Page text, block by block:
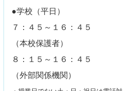
●学校（平日）
７：４５～１６：４５
（本校保護者）
８：１５～１６：４５
（外部関係機関）